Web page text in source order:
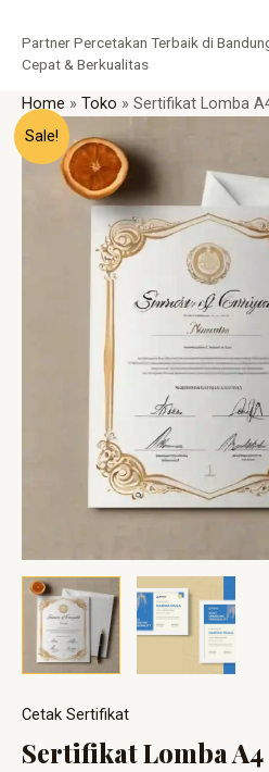
konten
Partner Percetakan Terbaik di
Cepat & Berkualitas
Home » Toko » Sertifikat Lomba
Sale!
Cetak Sertifikat
Sertifikat Lomba
Harga
aslinya
adalah:
Rp4.300.
ini
Kuantitas
Sertifikat
Lomba